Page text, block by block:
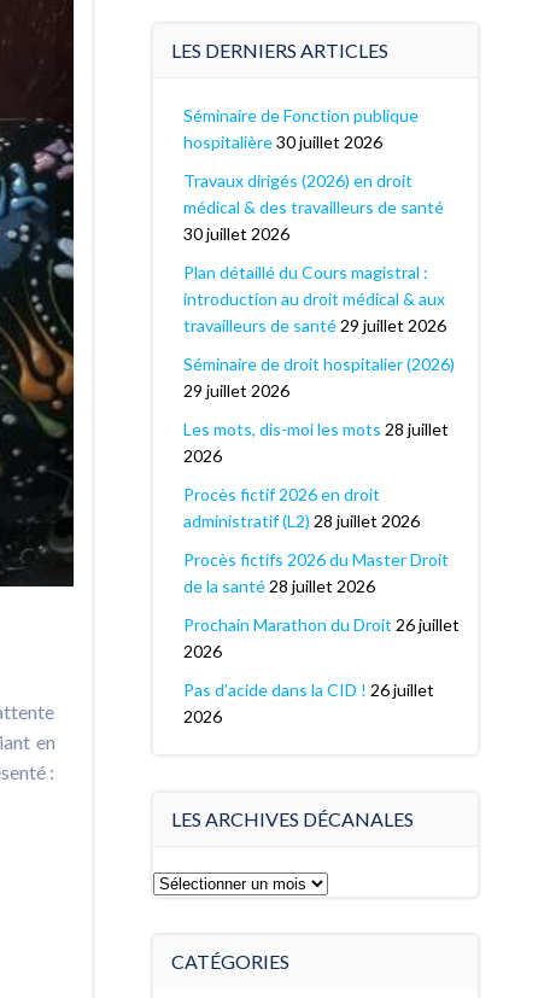
en
:
LES DERNIERS ARTICLES
Séminaire de Fonction publique
hospitalière 30 juillet 2026
Travaux dirigés (2026) en droit
médical & des travailleurs de santé
30 juillet 2026
Plan détaillé du Cours magistral :
introduction au droit médical & aux
travailleurs de santé 29 juillet 2026
Séminaire de droit hospitalier (2026)
29 juillet 2026
Les mots, dis-moi les mots 28 juillet
2026
Procès fictif 2026 en droit
administratif (L2) 28 juillet 2026
Procès fictifs 2026 du Master Droit
de la santé 28 juillet 2026
Prochain Marathon du Droit 26 juillet
2026
Pas d’acide dans la CID ! 26 juillet
2026
LES ARCHIVES DÉCANALES
Les
CATÉGORIES